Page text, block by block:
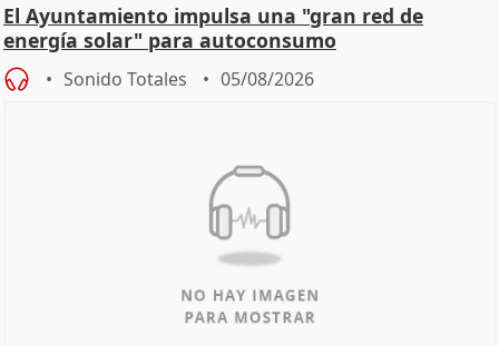
El Ayuntamiento impulsa una "gran red de
energía solar" para autoconsumo
Sonido Totales 05/08/2026